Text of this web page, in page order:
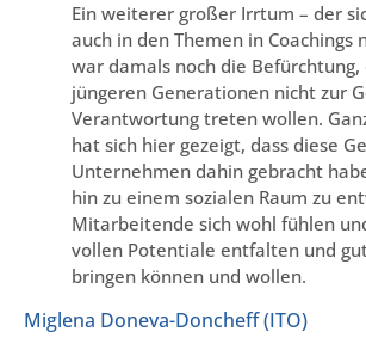
Ein weiterer großer Irrtum – der
auch in den Themen in Coachings
war damals noch die Befürchtung,
jüngeren Generationen nicht zur
Verantwortung treten wollen.
hat sich hier gezeigt, dass diese
Unternehmen dahin gebracht
hin zu einem sozialen Raum zu
Mitarbeitende sich wohl fühlen
vollen Potentiale entfalten und
bringen können und wollen.
Miglena Doneva-Doncheff (ITO)